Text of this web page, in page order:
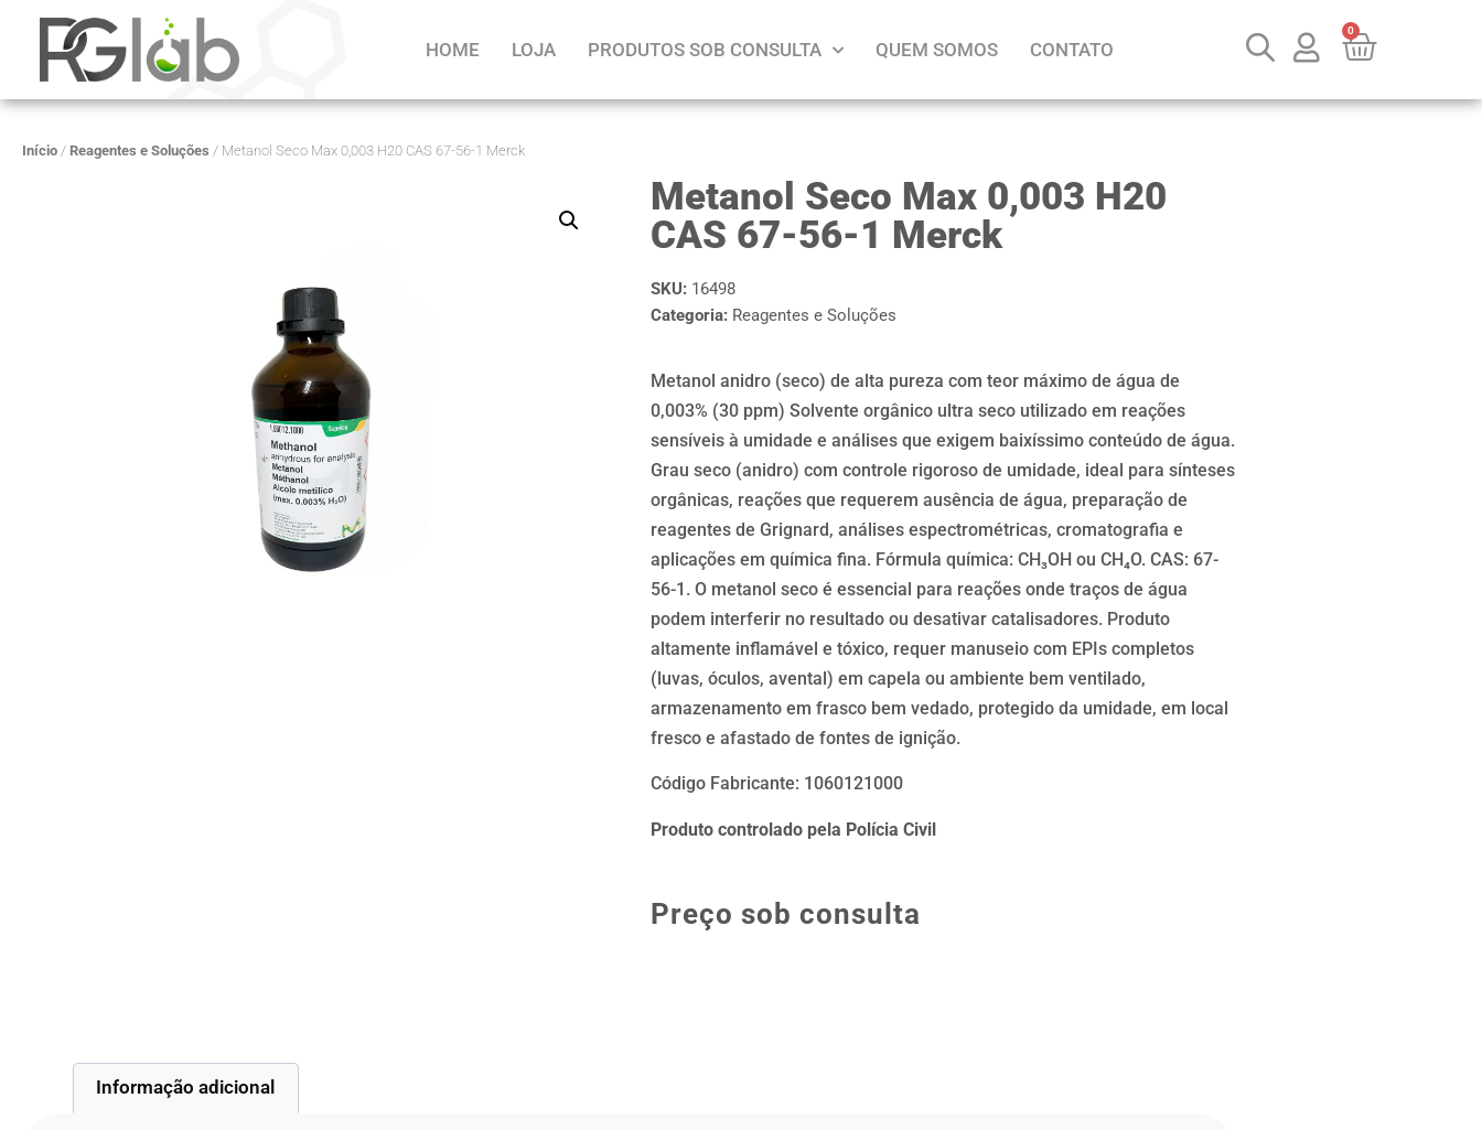
HOME LOJA PRODUTOS SOB CONSULTA QUEM SOMOS CONTATO
0
Início / Reagentes e Soluções / Metanol Seco Max 0,003 H20 CAS 67-56-1 Merck
Metanol Seco Max 0,003 H20
CAS 67-56-1 Merck
SKU: 16498
Categoria: Reagentes e Soluções
Metanol anidro (seco) de alta pureza com teor máximo de água de
0,003% (30 ppm) Solvente orgânico ultra seco utilizado em reações
sensíveis à umidade e análises que exigem baixíssimo conteúdo de água.
Grau seco (anidro) com controle rigoroso de umidade, ideal para sínteses
orgânicas, reações que requerem ausência de água, preparação de
reagentes de Grignard, análises espectrométricas, cromatografia e
aplicações em química fina. Fórmula química: CH₃OH ou CH₄O. CAS: 67-
56-1. O metanol seco é essencial para reações onde traços de água
podem interferir no resultado ou desativar catalisadores. Produto
altamente inflamável e tóxico, requer manuseio com EPIs completos
(luvas, óculos, avental) em capela ou ambiente bem ventilado,
armazenamento em frasco bem vedado, protegido da umidade, em local
fresco e afastado de fontes de ignição.
Código Fabricante: 1060121000
Produto controlado pela Polícia Civil
Preço sob consulta
Informação adicional